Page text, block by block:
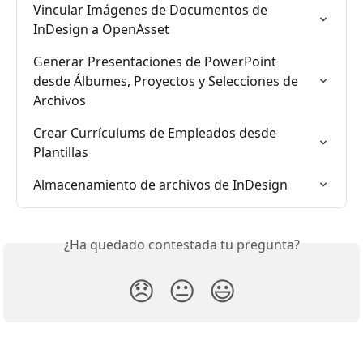
Vincular Imágenes de Documentos de
InDesign a OpenAsset
Generar Presentaciones de PowerPoint
desde Álbumes, Proyectos y Selecciones de
Archivos
Crear Currículums de Empleados desde
Plantillas
Almacenamiento de archivos de InDesign
¿Ha quedado contestada tu pregunta?
😞 😐 😃